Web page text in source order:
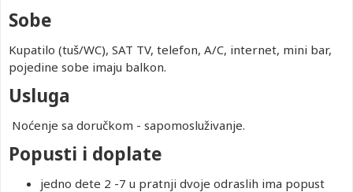
Sobe
Kupatilo (tuš/WC), SAT TV, telefon, A/C, internet, mini bar,
pojedine sobe imaju balkon.
Usluga
Noćenje sa doručkom - sapomosluživanje.
Popusti i doplate
jedno dete 2 -7 u pratnji dvoje odraslih ima popust